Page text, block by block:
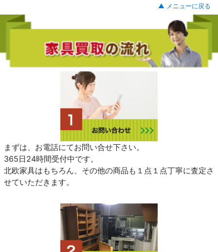
▲ メニューに戻る
まずは、お電話にてお問い合せ下さい。
365日24時間受付中です。
北欧家具はもちろん、その他の商品も１点１点丁寧に査定さ
せていただきます。